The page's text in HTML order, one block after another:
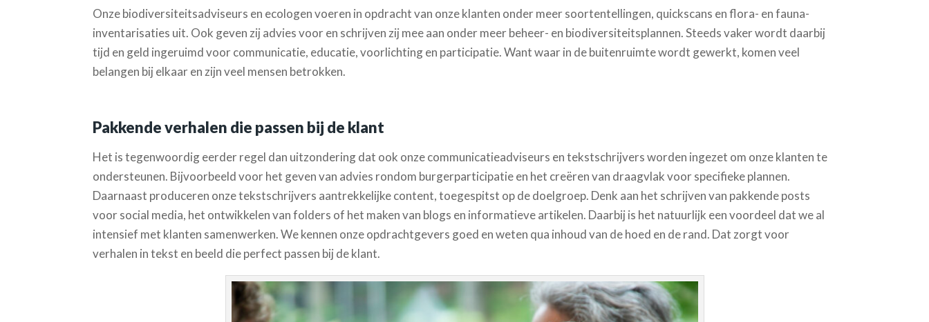
Onze biodiversiteitsadviseurs en ecologen voeren in opdracht van onze klanten onder meer soortentellingen, quickscans en flora- en fauna-
inventarisaties uit. Ook geven zij advies voor en schrijven zij mee aan onder meer beheer- en biodiversiteitsplannen. Steeds vaker wordt daarbij
tijd en geld ingeruimd voor communicatie, educatie, voorlichting en participatie. Want waar in de buitenruimte wordt gewerkt, komen veel
belangen bij elkaar en zijn veel mensen betrokken.
Pakkende verhalen die passen bij de klant
Het is tegenwoordig eerder regel dan uitzondering dat ook onze communicatieadviseurs en tekstschrijvers worden ingezet om onze klanten te
ondersteunen. Bijvoorbeeld voor het geven van advies rondom burgerparticipatie en het creëren van draagvlak voor specifieke plannen.
Daarnaast produceren onze tekstschrijvers aantrekkelijke content, toegespitst op de doelgroep. Denk aan het schrijven van pakkende posts
voor social media, het ontwikkelen van folders of het maken van blogs en informatieve artikelen. Daarbij is het natuurlijk een voordeel dat we al
intensief met klanten samenwerken. We kennen onze opdrachtgevers goed en weten qua inhoud van de hoed en de rand. Dat zorgt voor
verhalen in tekst en beeld die perfect passen bij de klant.